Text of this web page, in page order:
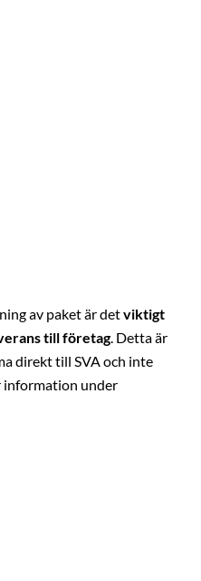
av paket är detviktigt
till företag. Detta är
direkt till SVA och inte
information under